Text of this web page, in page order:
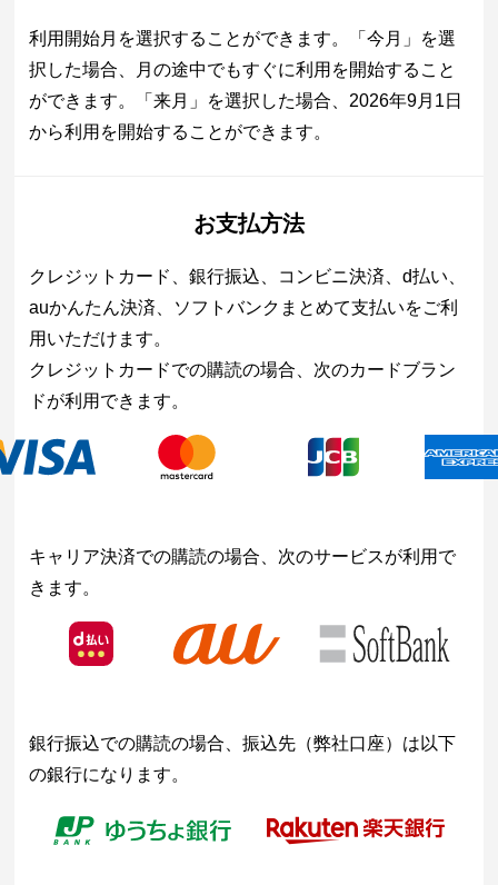
利用開始月を選択することができます。「今月」を選
択した場合、月の途中でもすぐに利用を開始すること
ができます。「来月」を選択した場合、2026年9月1日
から利用を開始することができます。
お支払方法
クレジットカード、銀行振込、コンビニ決済、d払い、
auかんたん決済、ソフトバンクまとめて支払いをご利
用いただけます。
クレジットカードでの購読の場合、次のカードブラン
ドが利用できます。
キャリア決済での購読の場合、次のサービスが利用で
きます。
銀行振込での購読の場合、振込先（弊社口座）は以下
の銀行になります。